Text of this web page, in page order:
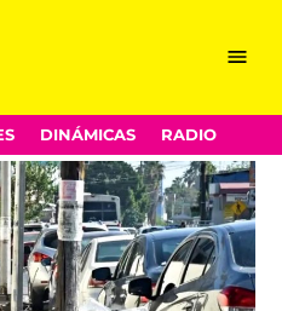
Menu
DINÁMICAS RADIO